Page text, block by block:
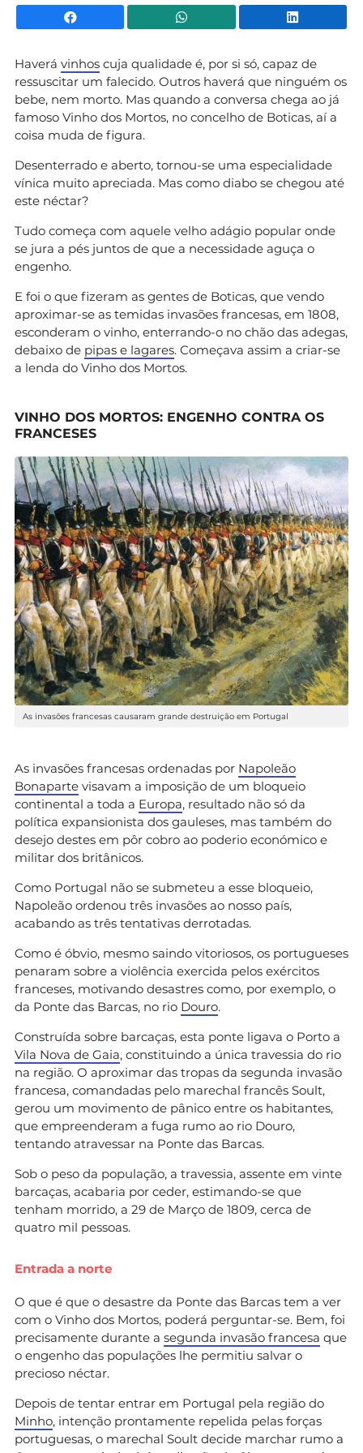
Facebook WhatsApp
Haverá vinhos cuja qualidade é, por si só, capaz de
ressuscitar um falecido. Outros haverá que ninguém os
bebe, nem morto. Mas quando a conversa chega ao já
famoso Vinho dos Mortos, no concelho de Boticas, aí a
coisa muda de figura.
Desenterrado e aberto, tornou-se uma especialidade
vínica muito apreciada. Mas como diabo se chegou até
este néctar?
Tudo começa com aquele velho adágio popular onde
se jura a pés juntos de que a necessidade aguça o
engenho.
E foi o que fizeram as gentes de Boticas, que vendo
aproximar-se as temidas invasões francesas, em 1808,
esconderam o vinho, enterrando-o no chão das adegas,
debaixo de pipas e lagares. Começava assim a criar-se
a lenda do Vinho dos Mortos.
VINHO DOS MORTOS: ENGENHO CONTRA OS
FRANCESES
As invasões francesas causaram grande destruição em Portugal
As invasões francesas ordenadas por Napoleão
Bonaparte visavam a imposição de um bloqueio
continental a toda a Europa, resultado não só da
política expansionista dos gauleses, mas também do
desejo destes em pôr cobro ao poderio económico e
militar dos britânicos.
Como Portugal não se submeteu a esse bloqueio,
Napoleão ordenou três invasões ao nosso país,
acabando as três tentativas derrotadas.
Como é óbvio, mesmo saindo vitoriosos, os portugueses
penaram sobre a violência exercida pelos exércitos
franceses, motivando desastres como, por exemplo, o
da Ponte das Barcas, no rio Douro.
Construída sobre barcaças, esta ponte ligava o Porto a
Vila Nova de Gaia, constituindo a única travessia do rio
na região. O aproximar das tropas da segunda invasão
francesa, comandadas pelo marechal francês Soult,
gerou um movimento de pânico entre os habitantes,
que empreenderam a fuga rumo ao rio Douro,
tentando atravessar na Ponte das Barcas.
Sob o peso da população, a travessia, assente em vinte
barcaças, acabaria por ceder, estimando-se que
tenham morrido, a 29 de Março de 1809, cerca de
quatro mil pessoas.
Entrada a norte
O que é que o desastre da Ponte das Barcas tem a ver
com o Vinho dos Mortos, poderá perguntar-se. Bem, foi
precisamente durante a segunda invasão francesa que
o engenho das populações lhe permitiu salvar o
precioso néctar.
Depois de tentar entrar em Portugal pela região do
Minho, intenção prontamente repelida pelas forças
portuguesas, o marechal Soult decide marchar rumo a